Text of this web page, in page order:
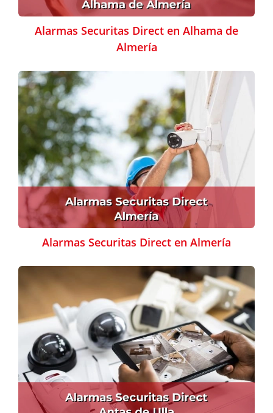
Alarmas Securitas Direct en Alhama de
Almería
Alarmas Securitas Direct en Almería